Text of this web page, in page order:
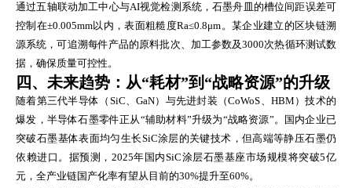
通过五轴联动加工中心与AI视觉检测系统，石墨舟皿的槽位间距误差可
控制在±0.005mm以内，表面粗糙度Ra≤0.8μm。某企业建立的区块链溯
源系统，可追溯每件产品的原料批次、加工参数及3000次热循环测试数
据，确保质量可控性。
四、未来趋势：从“耗材”到“战略资源”的升级
随着第三代半导体（SiC、GaN）与先进封装（CoWoS、HBM）技术的
爆发，半导体石墨零件正从“辅助材料”升级为“战略资源”。国内企业已
突破石墨基体表面均匀生长SiC涂层的关键技术，但高端等静压石墨仍
依赖进口。据预测，2025年国内SiC涂层石墨基座市场规模将突破5亿
元，全产业链国产化率有望从目前的30%提升至60%。